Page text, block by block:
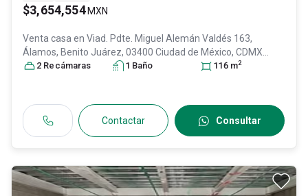
$3,654,554 MXN
Venta casa en Viad. Pdte. Miguel Alemán Valdés 163,
Álamos, Benito Juárez, 03400 Ciudad de México, CDMX
#163, Col. Álamos,
Benito Juárez , DF / CDMX, México
2 Recámaras 1 Baño 116 m2
Contactar Consultar